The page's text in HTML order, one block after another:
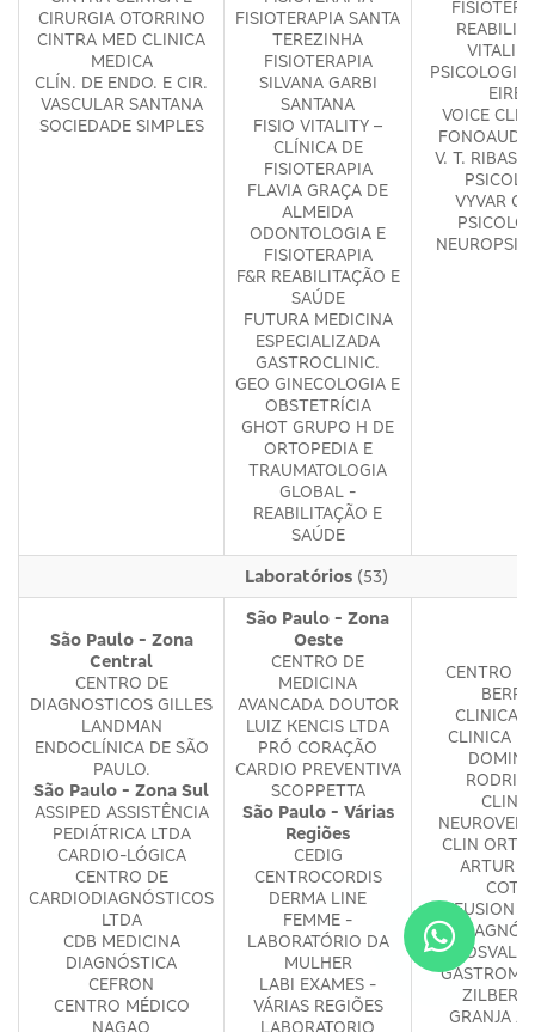
CIRURGIA OTORRINO
CINTRA MED CLINICA
MEDICA
CLÍN. DE ENDO. E CIR.
VASCULAR SANTANA
SOCIEDADE SIMPLES
FISIOTERAPIA SANTA
TEREZINHA
FISIOTERAPIA
SILVANA GARBI
SANTANA
FISIO VITALITY –
CLÍNICA DE
FISIOTERAPIA
FLAVIA GRAÇA DE
ALMEIDA
ODONTOLOGIA E
FISIOTERAPIA
F&R REABILITAÇÃO E
SAÚDE
FUTURA MEDICINA
ESPECIALIZADA
GASTROCLINIC.
GEO GINECOLOGIA E
OBSTETRÍCIA
GHOT GRUPO H DE
ORTOPEDIA E
TRAUMATOLOGIA
GLOBAL -
REABILITAÇÃO E
SAÚDE
PSICOLOGIA
VOICE
V. T. RIBAS
VYVAR
Laboratórios (53)
São Paulo - Zona
Central
CENTRO DE
DIAGNOSTICOS GILLES
LANDMAN
ENDOCLÍNICA DE SÃO
PAULO.
São Paulo - Zona Sul
ASSIPED ASSISTÊNCIA
PEDIÁTRICA LTDA
CARDIO-LÓGICA
CENTRO DE
CARDIODIAGNÓSTICOS
LTDA
CDB MEDICINA
DIAGNÓSTICA
CEFRON
CENTRO MÉDICO
NAGAO
São Paulo - Zona
Oeste
CENTRO DE
MEDICINA
AVANCADA DOUTOR
LUIZ KENCIS LTDA
PRÓ CORAÇÃO
CARDIO PREVENTIVA
SCOPPETTA
São Paulo - Várias
Regiões
CEDIG
CENTROCORDIS
DERMA LINE
FEMME -
LABORATÓRIO DA
MULHER
LABI EXAMES -
VÁRIAS REGIÕES
LABORATORIO
CENTRO
CLINICA
CLINICA
CLIN
ARTUR
DIFFUSION
DR
GRANJA